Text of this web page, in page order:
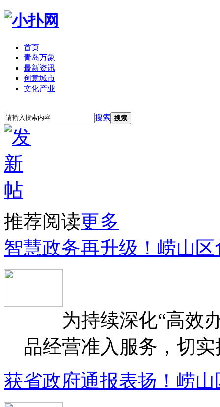
首页
青岛万象
最新资讯
创意城市
文化产业
搜索 搜索
推荐阅读更多
智慧政务再升级！崂山
为持续深化“高效办
品经营准入服务，切
获省政府通报表扬！崂